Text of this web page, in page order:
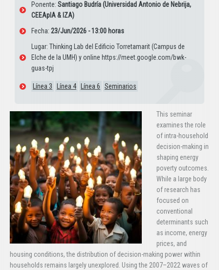
Ponente: Santiago Budría (Universidad Antonio de Nebrija,
CEEAplA & IZA)
Fecha: 23/Jun/2026 - 13:00 horas
Lugar: Thinking Lab del Edificio Torretamarit (Campus de
Elche de la UMH) y online https://meet.google.com/bwk-
guas-tpj
Línea 3 Línea 4 Línea 6 Seminarios
This seminar
examines the role
of intra-household
decision-making in
shaping energy
poverty outcomes.
While a large body
of research has
focused on
conventional
determinants such
as income, energy
prices, and
housing conditions, the distribution of decision-making power within
households remains largely unexplored. Using the 2007–2022 waves of